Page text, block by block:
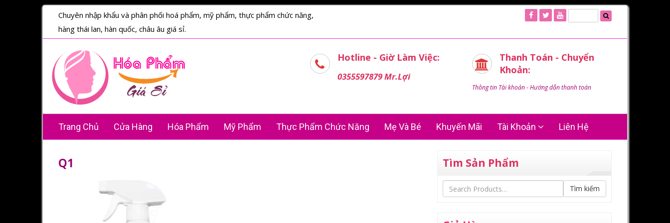
Chuyên nhập khẩu và phân phối hoá phẩm, mỹ phẩm, thực phẩm chức năng,
hàng thái lan, hàn quốc, châu âu giá sỉ.
Hotline - Giờ Làm Việc:
0355597879 Mr.Lợi
Thanh Toán - Chuyển
Khoản:
Thông tin Tài khoản - Hướng dẫn thanh toán
Trang Chủ Cửa Hàng Hóa Phẩm Mỹ Phẩm Thực Phẩm Chức Năng Mẹ Và Bé Khuyến Mãi Tài Khoản Liên Hệ
Q1 Tìm Sản Phẩm
Tìm kiếm